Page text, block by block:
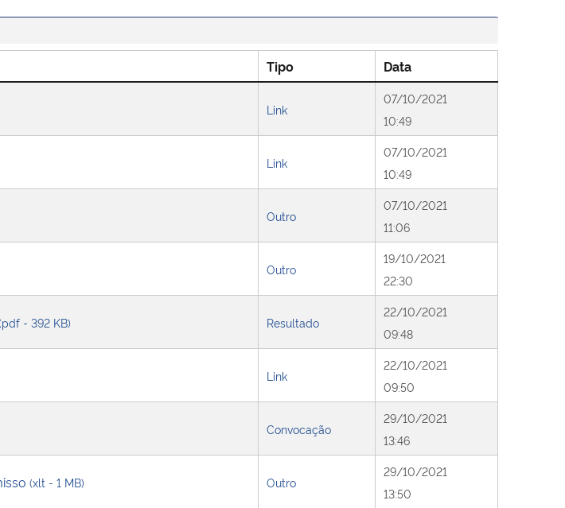
Tipo Data
Link
07/10/2021
10:49
Link
07/10/2021
10:49
Outro
07/10/2021
11:06
Outro
19/10/2021
22:30
- 392 KB) Resultado
22/10/2021
09:48
Link
22/10/2021
09:50
Convocação
29/10/2021
13:46
(xlt - 1 MB) Outro
29/10/2021
13:50